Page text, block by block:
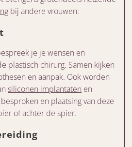
bij andere vrouwen:
je je wensen en
plastisch chirurg. Samen kijken
en aanpak. Ook worden
siliconen implantaten en
besproken en plaatsing van deze
of achter de spier.